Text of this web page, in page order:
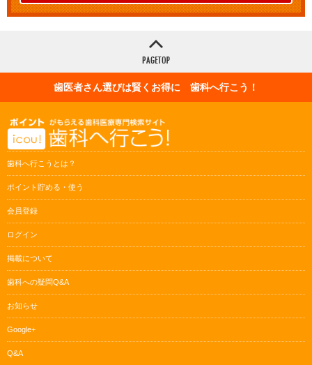
歯医者さん選びは賢くお得に 歯科へ行こう！
歯科へ行こうとは？
ポイント貯める・使う
会員登録
ログイン
掲載について
歯科への疑問Q&A
お知らせ
Google+
Q&A